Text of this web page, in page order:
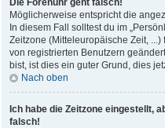
Die Forenuhr geht falsch!
Möglicherweise entspricht die
In diesem Fall solltest du im
Zeitzone (Mitteleuropäische Zeit,
von registrierten Benutzern
bist, ist dies ein guter Grund, dies
Nach oben
Ich habe die Zeitzone eingestellt,
falsch!